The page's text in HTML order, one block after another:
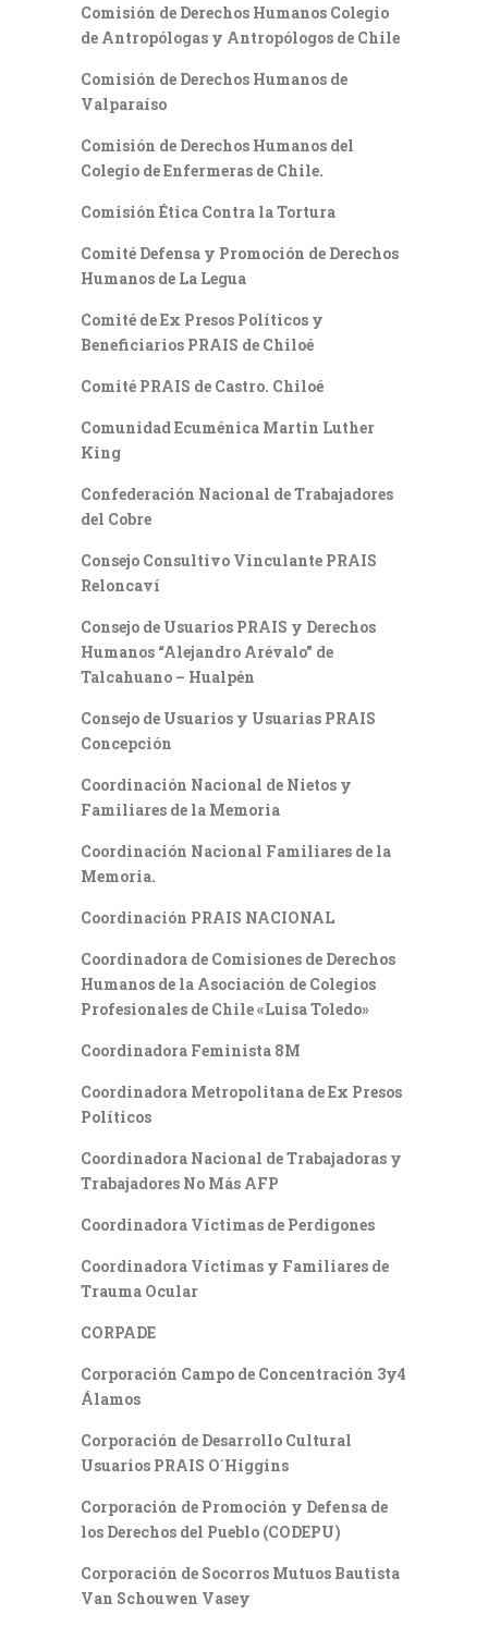
Comisión de Derechos Humanos Colegio
de Antropólogas y Antropólogos de Chile
Comisión de Derechos Humanos de
Valparaíso
Comisión de Derechos Humanos del
Colegio de Enfermeras de Chile.
Comisión Ética Contra la Tortura
Comité Defensa y Promoción de Derechos
Humanos de La Legua
Comité de Ex Presos Políticos y
Beneficiarios PRAIS de Chiloé
Comité PRAIS de Castro. Chiloé
Comunidad Ecuménica Martin Luther
King
Confederación Nacional de Trabajadores
del Cobre
Consejo Consultivo Vinculante PRAIS
Reloncaví
Consejo de Usuarios PRAIS y Derechos
Humanos “Alejandro Arévalo” de
Talcahuano – Hualpén
Consejo de Usuarios y Usuarias PRAIS
Concepción
Coordinación Nacional de Nietos y
Familiares de la Memoria
Coordinación Nacional Familiares de la
Memoria.
Coordinación PRAIS NACIONAL
Coordinadora de Comisiones de Derechos
Humanos de la Asociación de Colegios
Profesionales de Chile «Luisa Toledo»
Coordinadora Feminista 8M
Coordinadora Metropolitana de Ex Presos
Políticos
Coordinadora Nacional de Trabajadoras y
Trabajadores No Más AFP
Coordinadora Víctimas de Perdigones
Coordinadora Víctimas y Familiares de
Trauma Ocular
CORPADE
Corporación Campo de Concentración 3y4
Álamos
Corporación de Desarrollo Cultural
Usuarios PRAIS O´Higgins
Corporación de Promoción y Defensa de
los Derechos del Pueblo (CODEPU)
Corporación de Socorros Mutuos Bautista
Van Schouwen Vasey